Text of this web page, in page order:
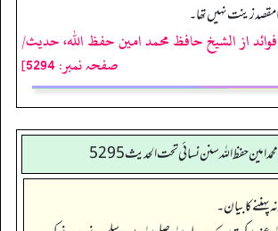
زینت نہیں تھا۔
از الشیخ حافظ محمد امین حفظ اللہ، حدیث/
صفحہ نمبر: 5294]
امين حفظ الله سنن نسائي تحت الحديث5295
پہننے کا بیان۔